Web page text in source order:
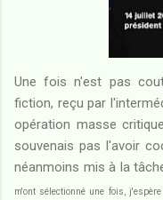
Une fois n'est pas
fiction, reçu par
opération masse
souvenais pas l'avoir
néanmoins mis à la
m'ont sélectionné une fois,